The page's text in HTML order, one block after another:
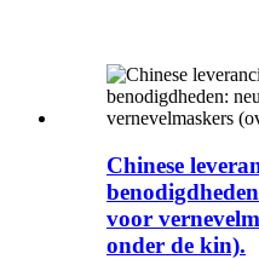
Chinese
voor
onder de kin).